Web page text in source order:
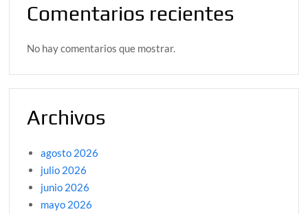
Comentarios recientes
No hay comentarios que mostrar.
Archivos
agosto 2026
julio 2026
junio 2026
mayo 2026